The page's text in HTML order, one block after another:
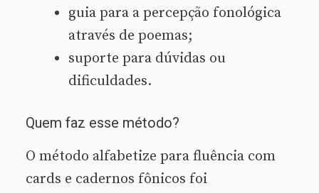
guia para a percepção fonológica
através de poemas;
suporte para dúvidas ou
dificuldades.
Quem faz esse método?
O método alfabetize para fluência com
cards e cadernos fônicos foi